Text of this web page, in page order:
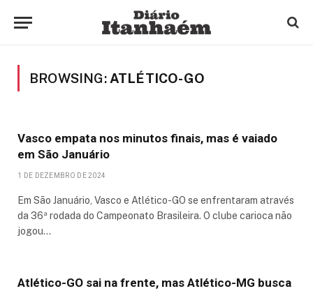
BROWSING: ATLÉTICO-GO
Vasco empata nos minutos finais, mas é vaiado
em São Januário
1 DE DEZEMBRO DE 2024
Em São Januário, Vasco e Atlético-GO se enfrentaram através
da 36ª rodada do Campeonato Brasileira. O clube carioca não
jogou…
Atlético-GO sai na frente, mas Atlético-MG busca